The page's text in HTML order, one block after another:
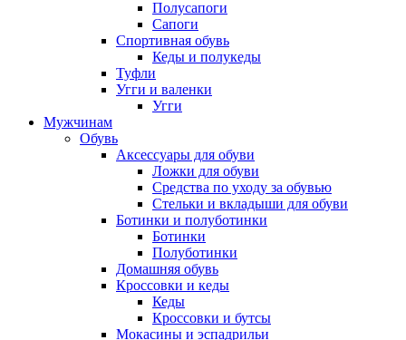
Полусапоги
Сапоги
Спортивная обувь
Кеды и полукеды
Туфли
Угги и валенки
Угги
Мужчинам
Обувь
Аксессуары для обуви
Ложки для обуви
Средства по уходу за обувью
Стельки и вкладыши для обуви
Ботинки и полуботинки
Ботинки
Полуботинки
Домашняя обувь
Кроссовки и кеды
Кеды
Кроссовки и бутсы
Мокасины и эспадрильи